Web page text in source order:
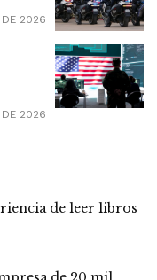
2026
2026
de leer libros